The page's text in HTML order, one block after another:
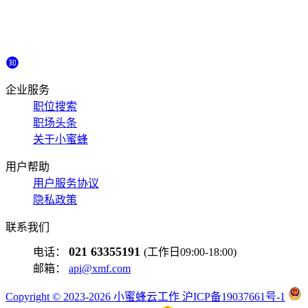
企业服务
职位搜索
职场头条
关于小蜜蜂
用户帮助
用户服务协议
隐私政策
联系我们
电话： 021 63355191 (工作日09:00-18:00)
邮箱： api@xmf.com
Copyright © 2023-2026 小蜜蜂云工作 沪ICP备19037661号-1